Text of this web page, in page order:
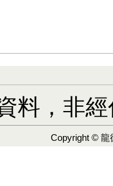
料，非
Copyright © 龍